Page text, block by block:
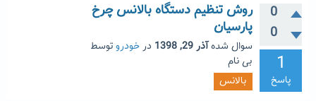
0
0
1
پاسخ
روش تنظیم دستگاه بالانس چرخ
پارسیان
سوال شدهآذر 29, 1398 درخودروتوسط
بی نام
بالانس